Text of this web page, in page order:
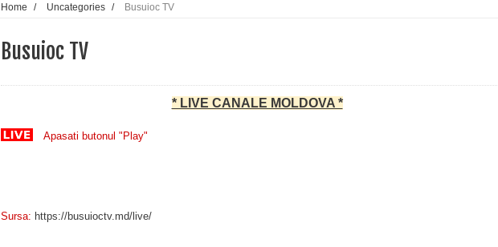
Home / Uncategories / Busuioc TV
Busuioc TV
* LIVE CANALE MOLDOVA *
Apasati butonul "Play"
Sursa: https://busuioctv.md/live/